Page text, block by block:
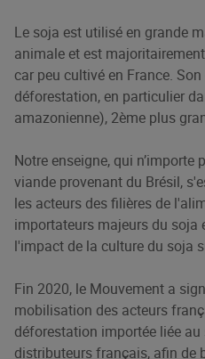
Le soja est utilisé en grande
animale et est
car peu cultivé en France.
déforestation, en particulier
amazonienne), 2ème plus
Notre enseigne, qui
viande provenant du Brésil,
les acteurs des filières de
importateurs majeurs du soja
l'impact de la culture du soja
Fin 2020, le Mouvement a
mobilisation des acteurs
déforestation importée liée au
distributeurs français, afin de